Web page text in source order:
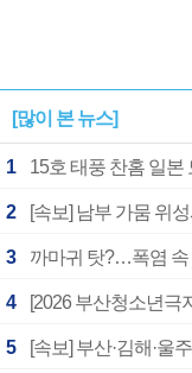
[많이 본 뉴스]
1 15호 태풍 찬홈 일
2 [속보] 남부 가뭄 위
3 까마귀 탓?…폭염 속
4
5 [속보] 부산·김해·울